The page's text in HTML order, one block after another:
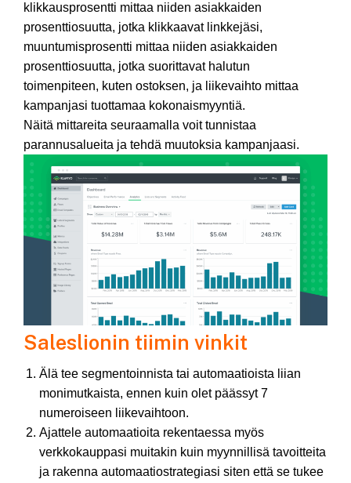
klikkausprosentti mittaa niiden asiakkaiden
prosenttiosuutta, jotka klikkaavat linkkejäsi,
muuntumisprosentti mittaa niiden asiakkaiden
prosenttiosuutta, jotka suorittavat halutun
toimenpiteen, kuten ostoksen, ja liikevaihto mittaa
kampanjasi tuottamaa kokonaismyyntiä.
Näitä mittareita seuraamalla voit tunnistaa
parannusalueita ja tehdä muutoksia kampanjaasi.
Saleslionin tiimin vinkit
Älä tee segmentoinnista tai automaatioista liian
monimutkaista, ennen kuin olet päässyt 7
numeroiseen liikevaihtoon.
Ajattele automaatioita rekentaessa myös
verkkokauppasi muitakin kuin myynnillisä tavoitteita
ja rakenna automaatiostrategiasi siten että se tukee